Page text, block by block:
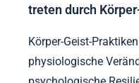
treten durch
Körper-Geist-
physiologische